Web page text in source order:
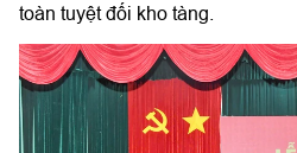
toàn tuyệt đối kho tàng.